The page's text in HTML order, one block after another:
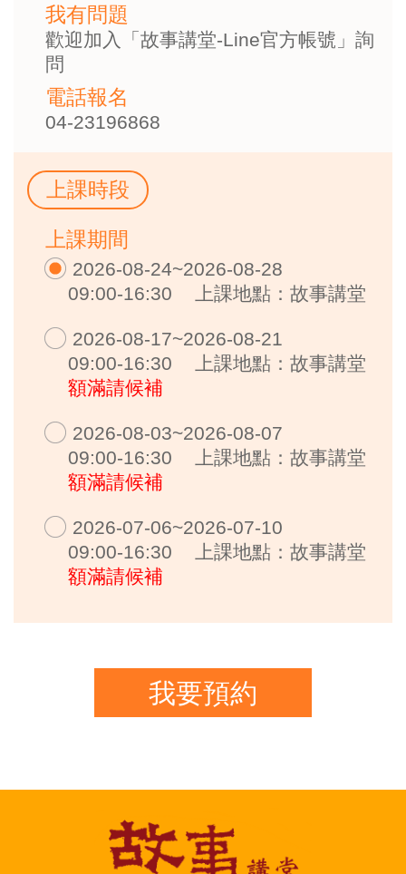
我有問題
歡迎加入「故事講堂-Line官方帳號」詢
問
電話報名
04-23196868
上課時段
上課期間
2026-08-24~2026-08-28
09:00-16:30
上課地點：故事講堂
2026-08-17~2026-08-21
09:00-16:30
上課地點：故事講堂
額滿請候補
2026-08-03~2026-08-07
09:00-16:30
上課地點：故事講堂
額滿請候補
2026-07-06~2026-07-10
09:00-16:30
上課地點：故事講堂
額滿請候補
我要預約